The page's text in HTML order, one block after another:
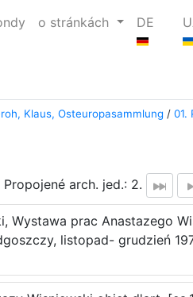
o stránkách DE
Klaus, Osteuropasammlung / 01.
Propojené arch. jed.: 2.
prac Anastazego
listopad- grudzień